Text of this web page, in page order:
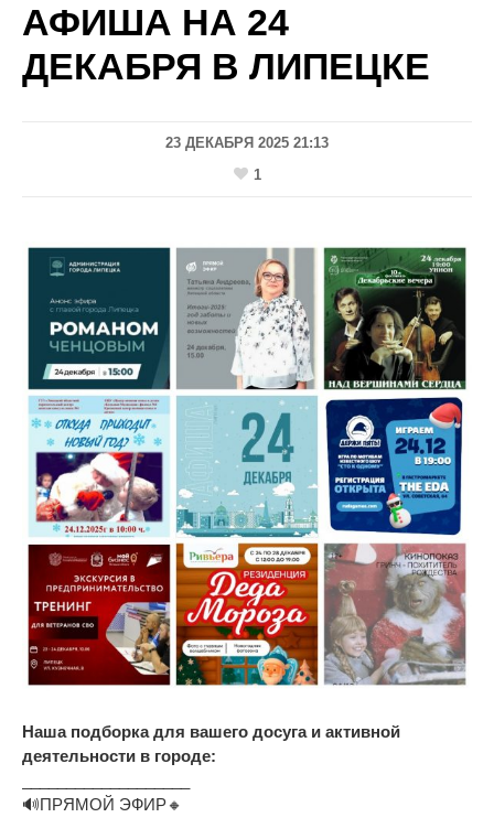
АФИША НА 24
ДЕКАБРЯ В ЛИПЕЦКЕ
23 ДЕКАБРЯ 2025 21:13
1
Наша подборка для вашего досуга и активной
деятельности в городе:
🔊ПРЯМОЙ ЭФИР🔸